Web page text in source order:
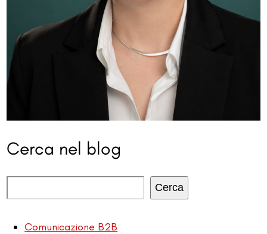
Cerca nel blog
Cerca
Comunicazione B2B